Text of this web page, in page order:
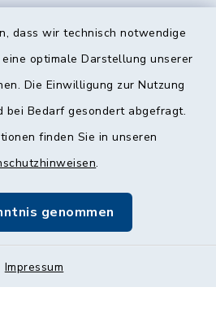
dass wir technisch notwendige
optimale Darstellung unserer
Die Einwilligung zur Nutzung
Bedarf gesondert abgefragt.
finden Sie in unseren
.
genommen
Impressum
Sitemap